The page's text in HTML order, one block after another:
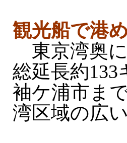
観光船で港
東京湾奥
総延長約
袖ケ浦市ま
湾区域の広い